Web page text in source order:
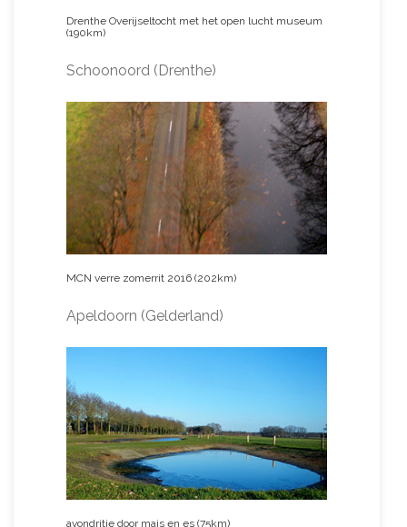
Drenthe Overijseltocht met het open lucht museum
(190km)
Schoonoord (Drenthe)
MCN verre zomerrit 2016 (202km)
Apeldoorn (Gelderland)
avondritje door mais en es (75km)